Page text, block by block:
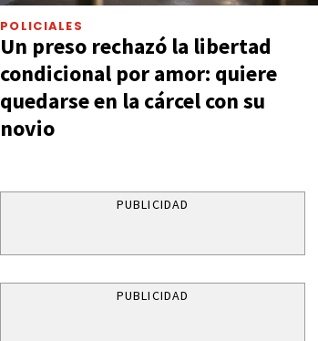
POLICIALES
Un preso rechazó la libertad
condicional por amor: quiere
quedarse en la cárcel con su
novio
PUBLICIDAD
PUBLICIDAD